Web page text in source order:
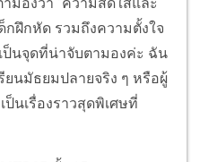
กฝึกหัด รวมถึงความตั้งใจ
นจุดที่น่าจับตามองค่ะ ฉัน
ยนมัธยมปลายจริง ๆ หรือผู้
ป็นเรื่องราวสุดพิเศษที่